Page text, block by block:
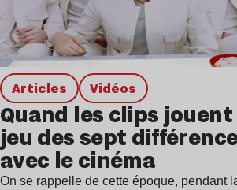
Articles Vidéos
Quand les clips jouent
jeu des sept
avec le cinéma
On se rappelle de cette époque, pendant